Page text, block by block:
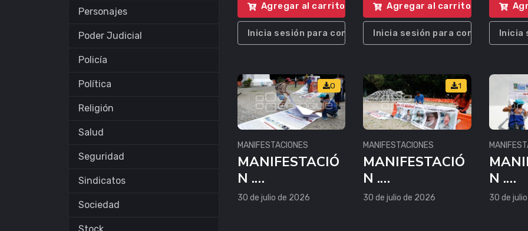
Personajes
Poder Judicial
Policía
Política
Religión
Salud
Seguridad
Sindicatos
Sociedad
Stock
Agregar al carrito
Inicia sesión para comprar
Agregar al carrito
Inicia sesión para comprar Inicia
0
MANIFESTACIONES
MANIFESTACIÓ
N .
AMBIENTALIST
30 de julio de 2026
1
MANIFESTACIONES
MANIFESTACIÓ
N .
AMBIENTALIST
30 de julio de 2026
N .
30 de